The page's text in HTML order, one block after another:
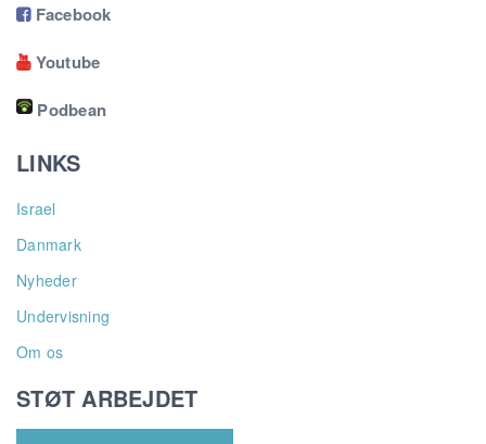
Facebook
Youtube
Podbean
LINKS
Israel
Danmark
Nyheder
Undervisning
Om os
STØT ARBEJDET